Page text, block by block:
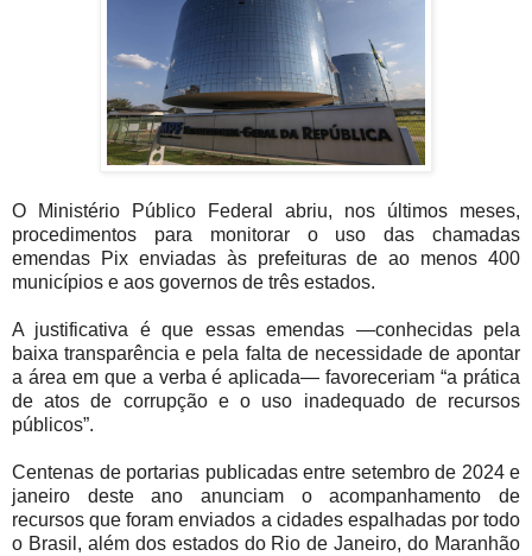
O Ministério Público Federal abriu, nos últimos meses,
procedimentos para monitorar o uso das chamadas
emendas Pix enviadas às prefeituras de ao menos 400
municípios e aos governos de três estados.
A justificativa é que essas emendas —conhecidas pela
baixa transparência e pela falta de necessidade de apontar
a área em que a verba é aplicada— favoreceriam “a prática
de atos de corrupção e o uso inadequado de recursos
públicos”.
Centenas de portarias publicadas entre setembro de 2024 e
janeiro deste ano anunciam o acompanhamento de
recursos que foram enviados a cidades espalhadas por todo
o Brasil, além dos estados do Rio de Janeiro, do Maranhão